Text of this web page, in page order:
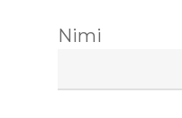
Nimi